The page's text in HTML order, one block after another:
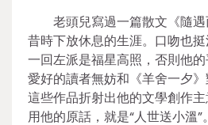
老頭兒寫過一篇散文《隨
昔時下放休息的生涯。口吻也
一回左派是福星高照，否則他
愛好的讀者無妨和《羊舍一夕》
這些作品折射出他的文學創作主
用他的原話，就是“人世送小溫